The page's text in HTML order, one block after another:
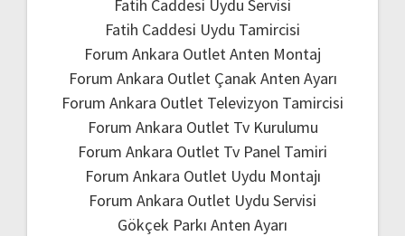
Fatih Caddesi Uydu Servisi
Fatih Caddesi Uydu Tamircisi
Forum Ankara Outlet Anten Montaj
Forum Ankara Outlet Çanak Anten Ayarı
Forum Ankara Outlet Televizyon Tamircisi
Forum Ankara Outlet Tv Kurulumu
Forum Ankara Outlet Tv Panel Tamiri
Forum Ankara Outlet Uydu Montajı
Forum Ankara Outlet Uydu Servisi
Gökçek Parkı Anten Ayarı